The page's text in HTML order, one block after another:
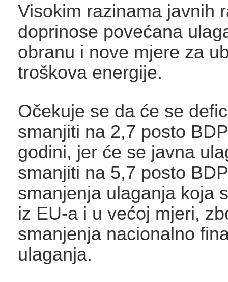
Visokim razinama javnih
doprinose povećana
obranu i nove mjere za
troškova energije.
Očekuje se da će se
smanjiti na 2,7 posto
godini, jer će se javna
smanjiti na 5,7 posto
smanjenja ulaganja koja
iz EU-a i u većoj mjeri,
smanjenja nacionalno
ulaganja.